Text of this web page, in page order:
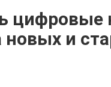
цифровые
новых и